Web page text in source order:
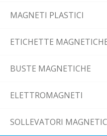
MAGNETI PLASTICI
ETICHETTE
BUSTE MAGNETICHE
ELETTROMAGNETI
SOLLEVATORI